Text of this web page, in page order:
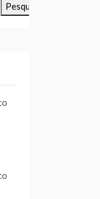
Pesquisar